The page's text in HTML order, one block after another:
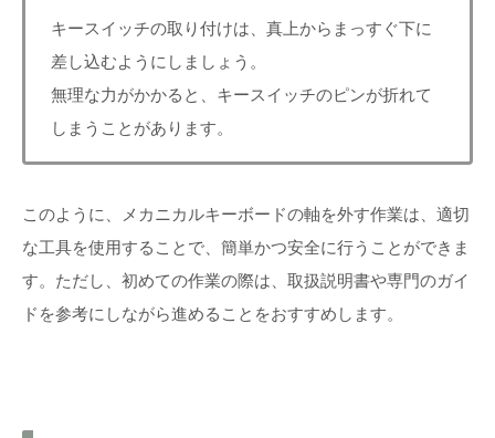
キースイッチの取り付けは、真上からまっすぐ下に
差し込むようにしましょう。
無理な力がかかると、キースイッチのピンが折れて
しまうことがあります。
このように、メカニカルキーボードの軸を外す作業は、適切
な工具を使用することで、簡単かつ安全に行うことができま
す。ただし、初めての作業の際は、取扱説明書や専門のガイ
ドを参考にしながら進めることをおすすめします。